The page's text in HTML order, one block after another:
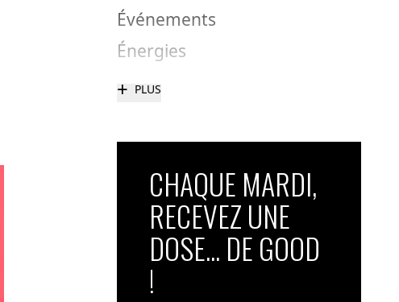
Événements
Énergies
+ PLUS
CHAQUE MARDI,
RECEVEZ UNE
DOSE... DE GOOD
!